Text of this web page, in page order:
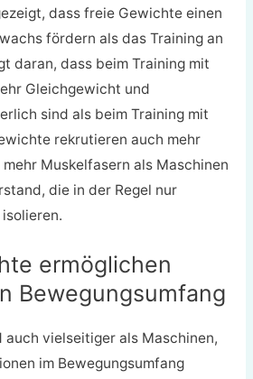
dass freie Gewichte einen
fördern als das Training an
daran, dass beim Training mit
Gleichgewicht und
sind als beim Training mit
rekrutieren auch mehr
Muskelfasern als Maschinen
die in der Regel nur
ermöglichen
Bewegungsumfang
auch vielseitiger als Maschinen,
im Bewegungsumfang